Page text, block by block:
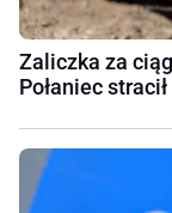
Zaliczka za
Połaniec stracił